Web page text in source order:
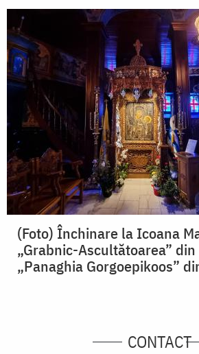
(Foto) Închinare la Icoana
„Grabnic-Ascultătoarea”
„Panaghia Gorgoepikoos”
CONTACT